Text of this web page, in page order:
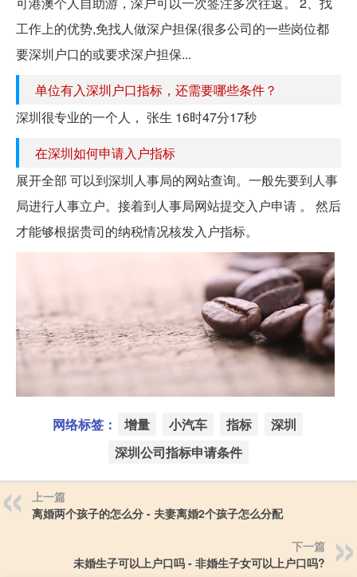
工作上的优势,免找人做深户担保(很多公司的一些岗位都
要深圳户口的或要求深户担保...
单位有入深圳户口指标，还需要哪些条件？
深圳很专业的一个人， 张生 16时47分17秒
在深圳如何申请入户指标
展开全部 可以到深圳人事局的网站查询。一般先要到人事
局进行人事立户。接着到人事局网站提交入户申请 。 然后
才能够根据贵司的纳税情况核发入户指标。
网络标签： 增量 小汽车 指标
深圳
深圳公司指标申请条件
上一篇
离婚两个孩子的怎么分 - 夫妻离婚2个孩子怎么分配
下一篇
未婚生子可以上户口吗 - 非婚生子女可以上户口吗?